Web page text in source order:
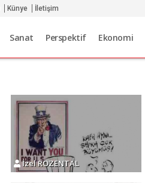
Künye İletişim
Sanat Perspektif Ekonomi
İzel ROZENTAL